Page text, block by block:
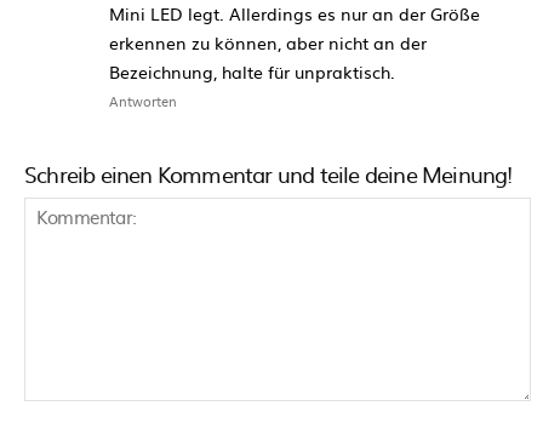
Mini LED legt. Allerdings es nur an der Größe
erkennen zu können, aber nicht an der
Bezeichnung, halte für unpraktisch.
Antworten
Schreib einen Kommentar und teile deine Meinung!